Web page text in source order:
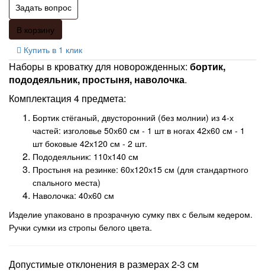
Задать вопрос
В корзину
Купить в 1 клик
Наборы в кроватку для новорожденных: бортик,
пододеяльник, простыня, наволочка.
Комплектация 4 предмета:
Бортик стёганый, двусторонний (без молнии) из 4-х
частей: изголовье 50х60 см - 1 шт в ногах 42х60 см - 1
шт боковые 42х120 см - 2 шт.
Пододеяльник: 110х140 см
Простыня на резинке: 60х120х15 см (для стандартного
спального места)
Наволочка: 40х60 см
Изделие упаковано в прозрачную сумку пвх с белым кедером.
Ручки сумки из стропы белого цвета.
Допустимые отклонения в размерах 2-3 см